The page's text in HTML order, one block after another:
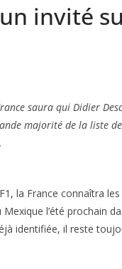
invité
saura qui Didier
majorité de la liste
la France connaîtra
l’été prochain
identifiée, il reste